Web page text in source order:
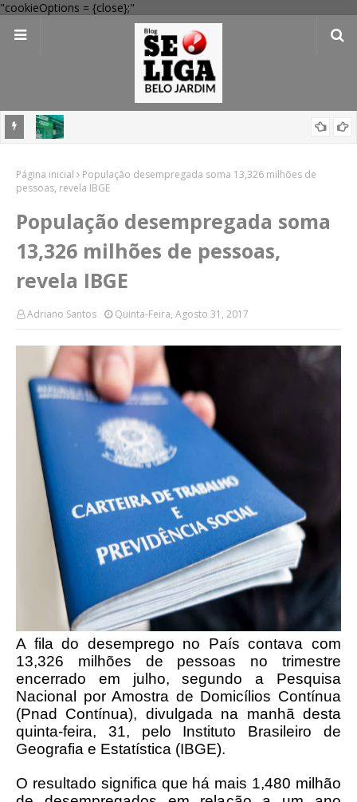
"cookieOptions = {close};"
compras
Página inicial
População desempregada soma 13,326 milhões de
pessoas, revela IBGE
População desempregada soma
13,326 milhões de pessoas,
revela IBGE
Adriano Santos Quinta-Feira, Agosto 31, 2017
A fila do desemprego no País contava com
13,326 milhões de pessoas no trimestre
encerrado em julho, segundo a Pesquisa
Nacional por Amostra de Domicílios Contínua
(Pnad Contínua), divulgada na manhã desta
quinta-feira, 31, pelo Instituto Brasileiro de
Geografia e Estatística (IBGE).
O resultado significa que há mais 1,480 milhão